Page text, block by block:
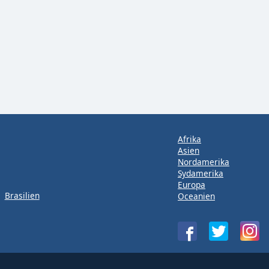
Brasilien
Afrika
Asien
Nordamerika
Sydamerika
Europa
Oceanien